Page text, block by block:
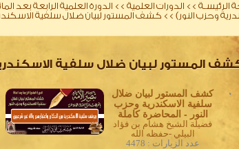
الرئيسـة >> الدورات العلمية >> الدورة العلمية الرابعة بعد
وحزب النور) >> كشف المستور لبيان ضلال سلفية
المستور لبيان ضلال سلفية
كشف المستور لبيان ضلال
سلفية الاسكندرية وحزب
النور - المحاضرة كاملة
0
فضيلة الشيخ هشام بن فؤاد
البيلي -حفظه الله
عدد الزيارات : 4478